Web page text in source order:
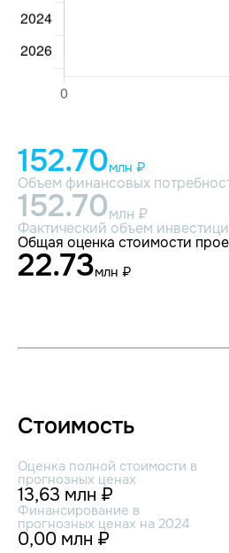
152.70млн ₽
Объем финансовых
152.70млн ₽
Фактический объем
Общая оценка стоимости
22.73млн ₽
Стоимость
Оценка полной стоимости в
прогнозных ценах
13,63 млн ₽
Финансирование в
прогнозных ценах на 2024
0,00 млн ₽